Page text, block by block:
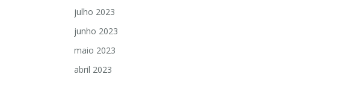
julho 2023
junho 2023
maio 2023
abril 2023